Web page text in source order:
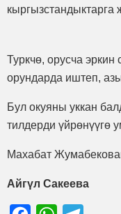
кыргызстандыктарга
Туркчө, орусча
орундарда иштеп,
Бул окуяны уккан
тилдерди үйрөнүүгө
Махабат
Айгүл Сакеева